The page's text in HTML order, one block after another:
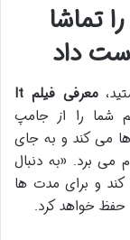
تماشا
داد
معرفی فیلم It
شما را از جامپ
می کند و به جای
می برد. «به دنبال
و برای مدت ها
حفظ خواهد کرد.